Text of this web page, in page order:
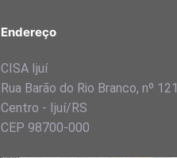
Endereço
CISA Ijuí
Rua Barão do Rio Branco, nº 121
Centro - Ijuí/RS
CEP 98700-000